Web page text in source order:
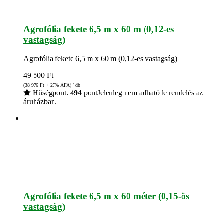
Agrofólia fekete 6,5 m x 60 m (0,12-es
vastagság)
Agrofólia fekete 6,5 m x 60 m (0,12-es vastagság)
49 500 Ft
(38 976 Ft + 27% ÁFA) / db
Hűségpont: 494 pontJelenleg nem adható le rendelés az
áruházban.
Agrofólia fekete 6,5 m x 60 méter (0,15-ös
vastagság)